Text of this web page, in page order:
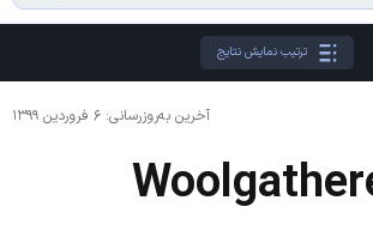
ترتیب نمایش نتایج
آخرین به‌روزرسانی: ۶ فروردین ۱۳۹۹